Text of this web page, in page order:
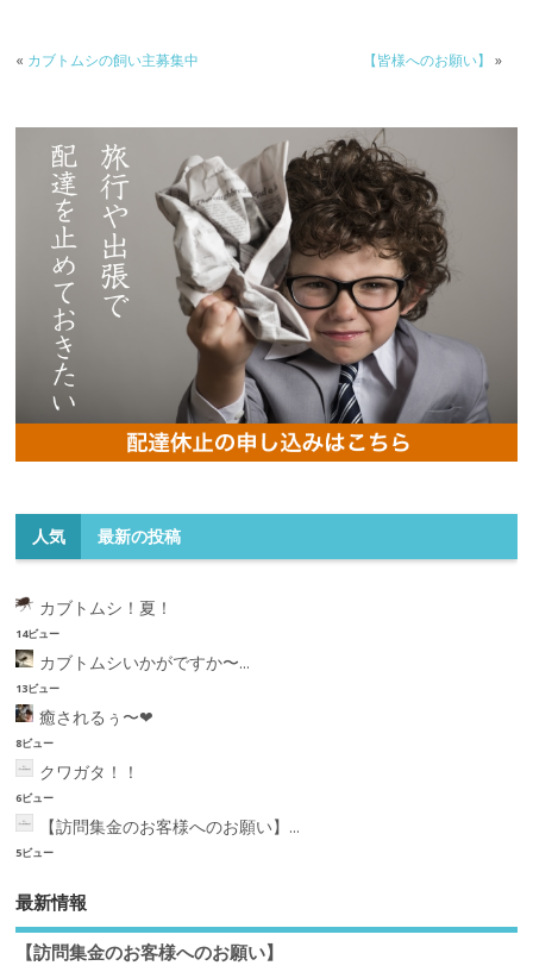
« カブトムシの飼い主募集中 【皆様へのお願い】 »
人気 最新の投稿
カブトムシ！夏！
14ビュー
カブトムシいかがですか〜...
13ビュー
癒されるぅ〜❤︎
8ビュー
クワガタ！！
6ビュー
【訪問集金のお客様へのお願い】...
5ビュー
最新情報
【訪問集金のお客様へのお願い】